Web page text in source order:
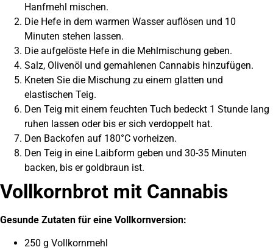
Hanfmehl mischen.
Die Hefe in dem warmen Wasser auflösen und 10
Minuten stehen lassen.
Die aufgelöste Hefe in die Mehlmischung geben.
Salz, Olivenöl und gemahlenen Cannabis hinzufügen.
Kneten Sie die Mischung zu einem glatten und
elastischen Teig.
Den Teig mit einem feuchten Tuch bedeckt 1 Stunde lang
ruhen lassen oder bis er sich verdoppelt hat.
Den Backofen auf 180°C vorheizen.
Den Teig in eine Laibform geben und 30-35 Minuten
backen, bis er goldbraun ist.
Vollkornbrot mit Cannabis
Gesunde Zutaten für eine Vollkornversion:
250 g Vollkornmehl